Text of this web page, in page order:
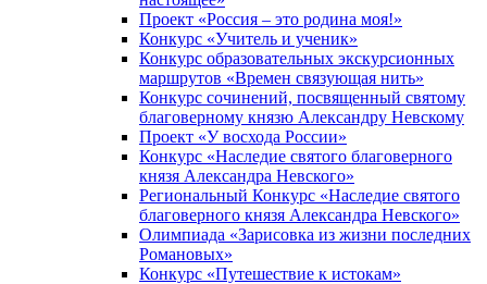
Проект «Россия – это родина моя!»
Конкурс «Учитель и ученик»
Конкурс образовательных экскурсионных
маршрутов «Времен связующая нить»
Конкурс сочинений, посвященный святому
благоверному князю Александру Невскому
Проект «У восхода России»
Конкурс «Наследие святого благоверного
князя Александра Невского»
Региональный Конкурс «Наследие святого
благоверного князя Александра Невского»
Олимпиада «Зарисовка из жизни последних
Романовых»
Конкурс «Путешествие к истокам»